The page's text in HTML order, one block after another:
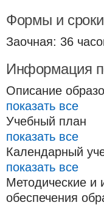
Формы и
Заочная: 36
Информация
Описание
показать все
Учебный план
показать все
Календарный
показать все
Методические
обеспечения